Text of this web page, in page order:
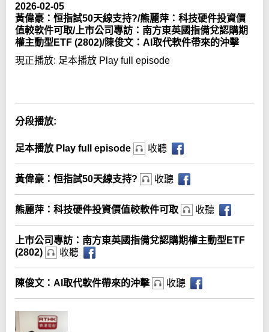
2026-02-05
黃偉豪：恒指試50天線支持?/熊麗萍：科技硬件投資價
值較軟件可取/上市公司專訪：南方東英國指備兌認購期
權主動型ETF (2802)/陳俊文：AI取代軟件帶來的沖擊
現正播放: 足本播放 Play full episode
分段播放:
足本播放 Play full episode 收聽
黃偉豪：恒指試50天線支持? 收聽
熊麗萍：科技硬件投資價值較軟件可取 收聽
上市公司專訪：南方東英國指備兌認購期權主動型ETF
(2802)
收聽
陳俊文：AI取代軟件帶來的沖擊 收聽